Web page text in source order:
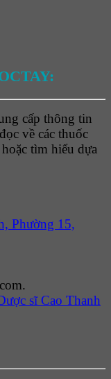
cấp thông tin
về các thuốc
tìm hiểu dựa
Phường 15,
sĩ Cao Thanh